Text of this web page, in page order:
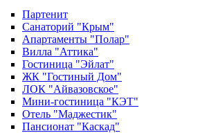
Партенит
Санаторий "Крым"
Апартаменты "Полар"
Вилла "Аттика"
Гостиница "Эйлат"
ЖК "Гостиный Дом"
ЛОК "Айвазовское"
Мини-гостиница "КЭТ"
Отель "Маджестик"
Пансионат "Каскад"